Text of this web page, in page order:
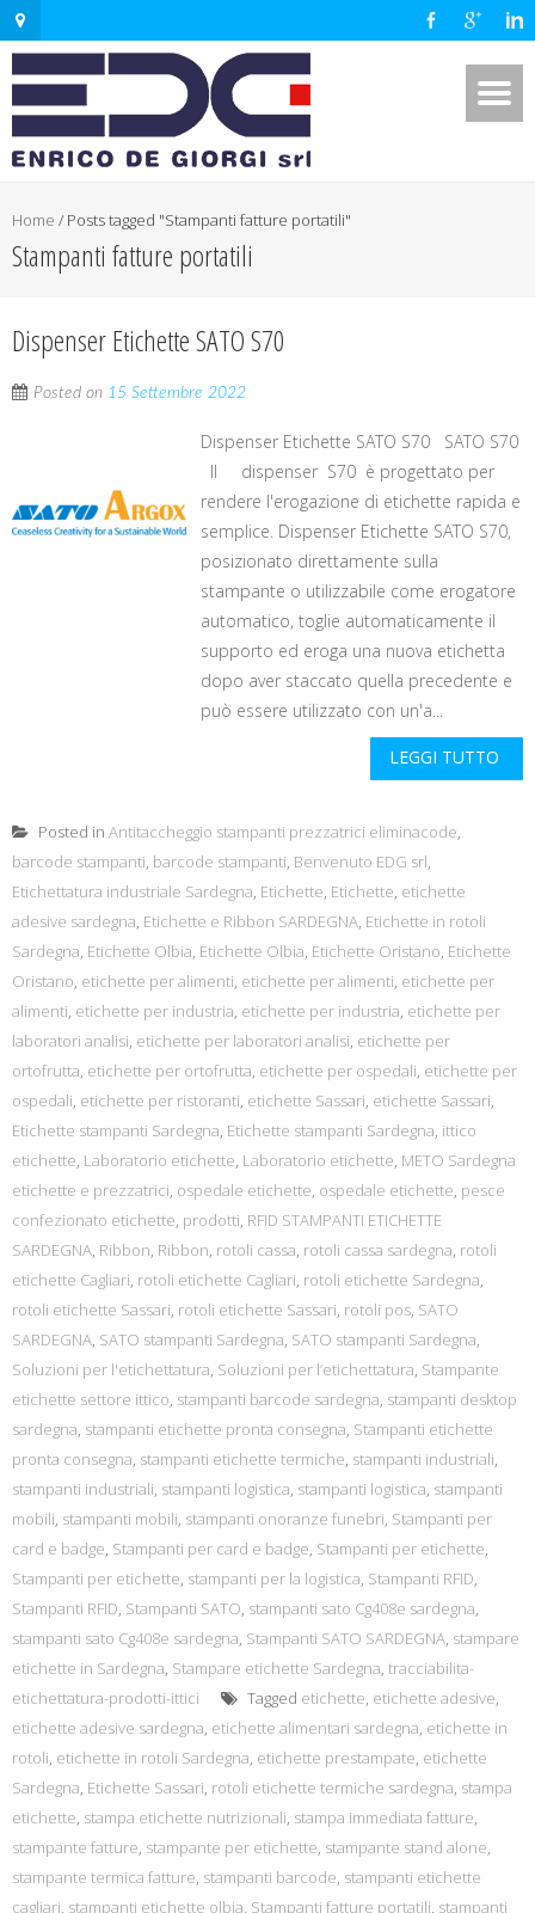
Home / Posts tagged "Stampanti fatture portatili"
Stampanti fatture portatili
Dispenser Etichette SATO S70
Posted on 15 Settembre 2022
Dispenser Etichette SATO S70 SATO S70
Il dispenser S70 è progettato per
rendere l'erogazione di etichette rapida e
semplice. Dispenser Etichette SATO S70,
posizionato direttamente sulla
stampante o utilizzabile come erogatore
automatico, toglie automaticamente il
supporto ed eroga una nuova etichetta
dopo aver staccato quella precedente e
può essere utilizzato con un'a...
LEGGI TUTTO
Posted in Antitaccheggio stampanti prezzatrici eliminacode,
barcode stampanti, barcode stampanti, Benvenuto EDG srl,
Etichettatura industriale Sardegna, Etichette, Etichette, etichette
adesive sardegna, Etichette e Ribbon SARDEGNA, Etichette in rotoli
Sardegna, Etichette Olbia, Etichette Olbia, Etichette Oristano, Etichette
Oristano, etichette per alimenti, etichette per alimenti, etichette per
alimenti, etichette per industria, etichette per industria, etichette per
laboratori analisi, etichette per laboratori analisi, etichette per
ortofrutta, etichette per ortofrutta, etichette per ospedali, etichette per
ospedali, etichette per ristoranti, etichette Sassari, etichette Sassari,
Etichette stampanti Sardegna, Etichette stampanti Sardegna, ittico
etichette, Laboratorio etichette, Laboratorio etichette, METO Sardegna
etichette e prezzatrici, ospedale etichette, ospedale etichette, pesce
confezionato etichette, prodotti, RFID STAMPANTI ETICHETTE
SARDEGNA, Ribbon, Ribbon, rotoli cassa, rotoli cassa sardegna, rotoli
etichette Cagliari, rotoli etichette Cagliari, rotoli etichette Sardegna,
rotoli etichette Sassari, rotoli etichette Sassari, rotoli pos, SATO
SARDEGNA, SATO stampanti Sardegna, SATO stampanti Sardegna,
Soluzioni per l'etichettatura, Soluzioni per l’etichettatura, Stampante
etichette settore ittico, stampanti barcode sardegna, stampanti desktop
sardegna, stampanti etichette pronta consegna, Stampanti etichette
pronta consegna, stampanti etichette termiche, stampanti industriali,
stampanti industriali, stampanti logistica, stampanti logistica, stampanti
mobili, stampanti mobili, stampanti onoranze funebri, Stampanti per
card e badge, Stampanti per card e badge, Stampanti per etichette,
Stampanti per etichette, stampanti per la logistica, Stampanti RFID,
Stampanti RFID, Stampanti SATO, stampanti sato Cg408e sardegna,
stampanti sato Cg408e sardegna, Stampanti SATO SARDEGNA, stampare
etichette in Sardegna, Stampare etichette Sardegna, tracciabilita-
etichettatura-prodotti-ittici
Tagged etichette, etichette adesive,
etichette adesive sardegna, etichette alimentari sardegna, etichette in
rotoli, etichette in rotoli Sardegna, etichette prestampate, etichette
Sardegna, Etichette Sassari, rotoli etichette termiche sardegna, stampa
etichette, stampa etichette nutrizionali, stampa immediata fatture,
stampante fatture, stampante per etichette, stampante stand alone,
stampante termica fatture, stampanti barcode, stampanti etichette
cagliari, stampanti etichette olbia, Stampanti fatture portatili, stampanti